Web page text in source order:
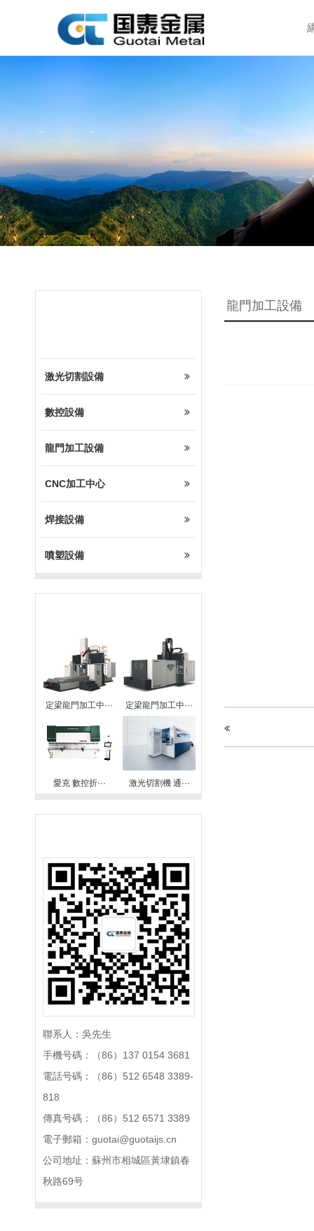
激光切割設備
數控設備
龍門加工設備
CNC加工中心
焊接設備
噴塑設備
定梁龍門加工中··· 定梁龍門加工中···
愛克 數控折··· 激光切割機 通···
聯系人：吳先生
手機号碼：（86）137 0154 3681
電話号碼：（86）512 6548 3389-
818
傳真号碼：（86）512 6571 3389
電子郵箱：guotai@guotaijs.cn
公司地址：蘇州市相城區黃埭鎮春
秋路69号
龍門加工設備